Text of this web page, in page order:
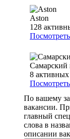
Aston
128
Посмотреть
Самарский
8 активных
Посмотреть
По вашему
вакансии.
главный
слова в
описании